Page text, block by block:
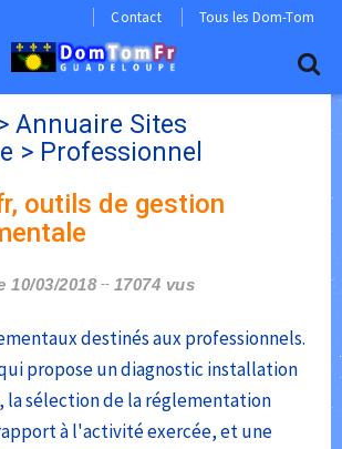
Contact Tous les Dom-Tom
Annuaire Sites
> Professionnel
outils de gestion
10/03/2018 17074 vus
destinés aux professionnels.
propose un diagnostic installation
la sélection de la réglementation
à l'activité exercée, et une